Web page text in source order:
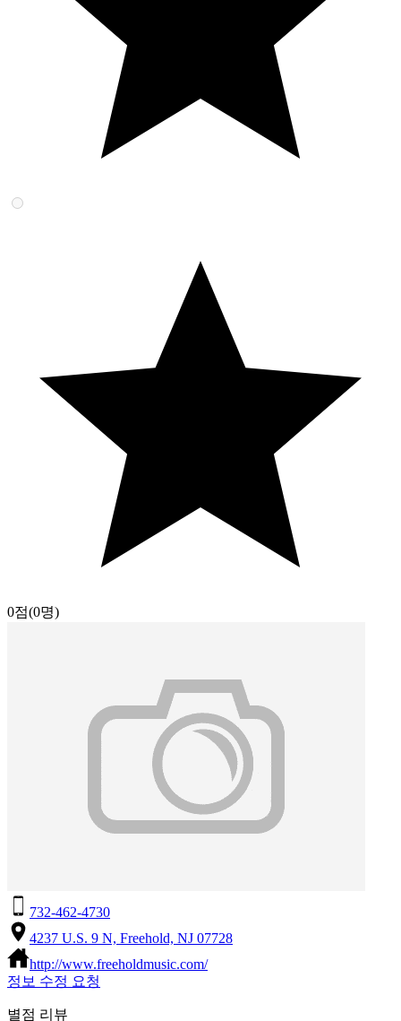
0점(0명)
732-462-4730
4237 U.S. 9 N, Freehold, NJ 07728
http://www.freeholdmusic.com/
정보 수정 요청
별점 리뷰